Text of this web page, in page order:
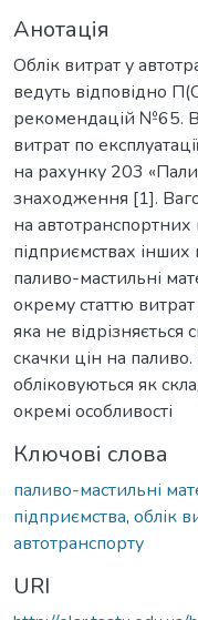
Анотація
Облік витрат у
ведуть відповідно
рекомендацій №65.
витрат по
на рахунку 203
знаходження [1].
на автотранспортних
підприємствах інших
паливо-мастильні
окрему статтю витрат
яка не відрізняється
скачки цін на
обліковуються як
окремі особливості
Ключові слова
паливо-мастильні
підприємства, облік
автотранспорту
URI